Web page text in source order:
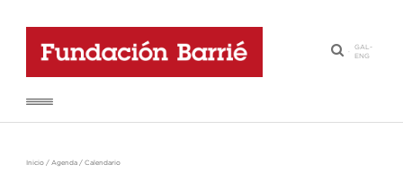
·
GAL-
ENG
Inicio / Agenda / Calendario